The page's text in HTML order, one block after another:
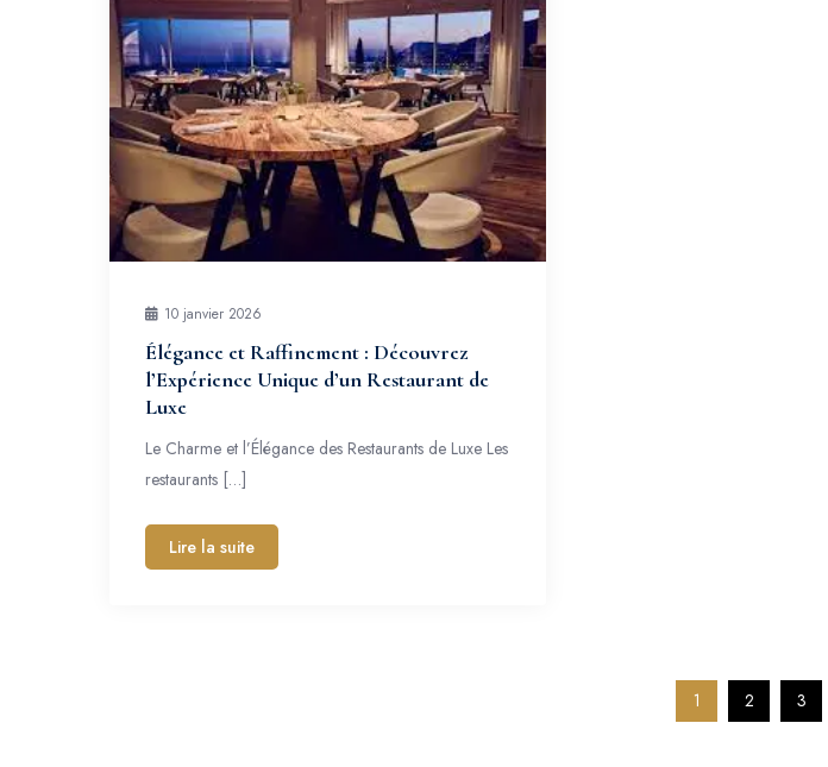
10 janvier 2026
Élégance et Raffinement : Découvrez
l’Expérience Unique d’un Restaurant de
Luxe
Le Charme et l’Élégance des Restaurants de Luxe Les
restaurants […]
Lire la suite
1 2 3